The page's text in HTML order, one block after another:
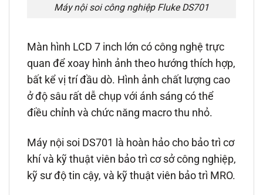
Máy nội soi công nghiệp Fluke DS701
Màn hình LCD 7 inch lớn có công nghệ trực
quan để xoay hình ảnh theo hướng thích hợp,
bất kể vị trí đầu dò. Hình ảnh chất lượng cao
ở độ sâu rất dễ chụp với ánh sáng có thể
điều chỉnh và chức năng macro thu nhỏ.
Máy nội soi DS701 là hoàn hảo cho bảo trì cơ
khí và kỹ thuật viên bảo trì cơ sở công nghiệp,
kỹ sư độ tin cậy, và kỹ thuật viên bảo trì MRO.